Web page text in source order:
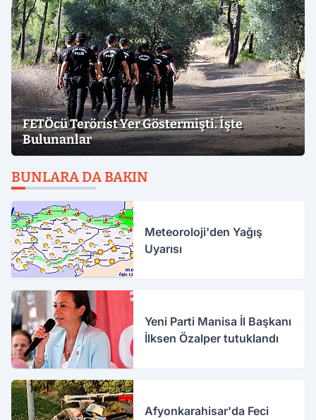
FETÖcü Terörist Yer Göstermişti. İşte
Bulunanlar
BUNLARA DA BAKIN
Meteoroloji'den Yağış
Uyarısı
Yeni Parti Manisa İl Başkanı
İlksen Özalper tutuklandı
Afyonkarahisar'da Feci